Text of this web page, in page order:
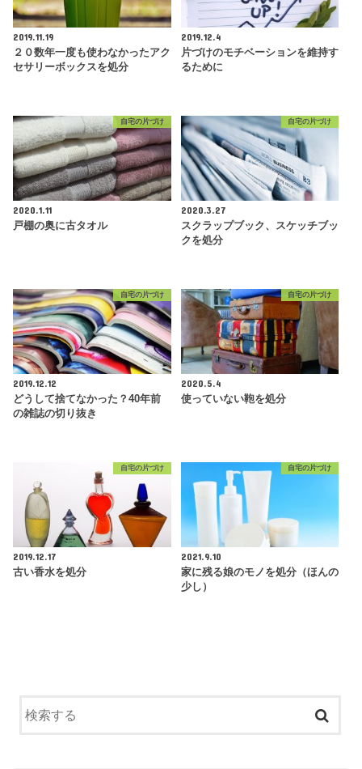
2019.11.19
２０数年一度も使わなかったアク
セサリーボックスを処分
2019.12.4
片づけのモチベーションを維持す
るために
自宅の片づけ
2020.1.11
戸棚の奥に古タオル
自宅の片づけ
2020.3.27
スクラップブック、スケッチブッ
クを処分
自宅の片づけ
2019.12.12
どうして捨てなかった？40年前
の雑誌の切り抜き
自宅の片づけ
2020.5.4
使っていない鞄を処分
自宅の片づけ
2019.12.17
古い香水を処分
自宅の片づけ
2021.9.10
家に残る娘のモノを処分（ほんの
少し）